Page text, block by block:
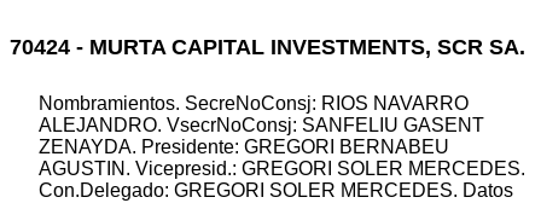
70424 - MURTA CAPITAL INVESTMENTS, SCR SA.
Nombramientos. SecreNoConsj: RIOS NAVARRO
ALEJANDRO. VsecrNoConsj: SANFELIU GASENT
ZENAYDA. Presidente: GREGORI BERNABEU
AGUSTIN. Vicepresid.: GREGORI SOLER MERCEDES.
Con.Delegado: GREGORI SOLER MERCEDES. Datos